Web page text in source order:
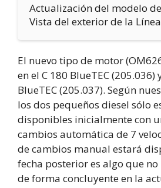
Actualización del modelo de
Vista del exterior de la
El nuevo tipo de motor
en el C 180 BlueTEC (205.036)
BlueTEC (205.037). Según
los dos pequeños diesel sólo
disponibles inicialmente con
cambios automática de 7
de cambios manual estará
fecha posterior es algo que
de forma concluyente en la